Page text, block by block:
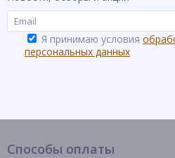
Я принимаю условия
персональных данных
Способы оплаты